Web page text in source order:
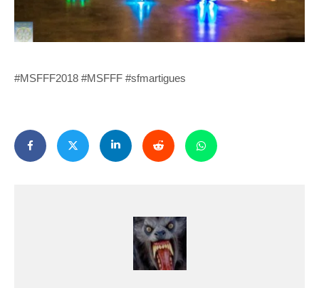
#MSFFF2018 #MSFFF #sfmartigues